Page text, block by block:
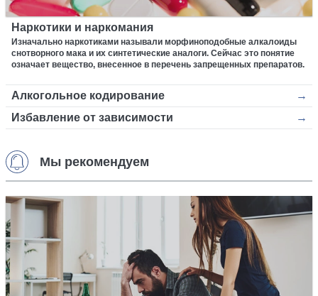
Наркотики и наркомания
Изначально наркотиками называли морфиноподобные алкалоиды
снотворного мака и их синтетические аналоги. Сейчас это понятие
означает вещество, внесенное в перечень запрещенных препаратов.
Алкогольное кодирование
Избавление от зависимости
Мы рекомендуем